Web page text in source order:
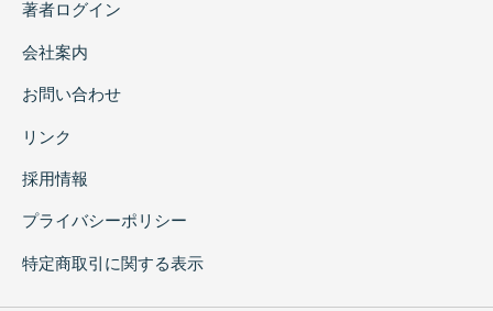
著者ログイン
会社案内
お問い合わせ
リンク
採用情報
プライバシーポリシー
特定商取引に関する表示